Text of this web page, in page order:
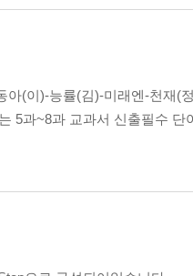
아(이)-능률(김)-미래엔-천
5과~8과 교과서 신출필수 단